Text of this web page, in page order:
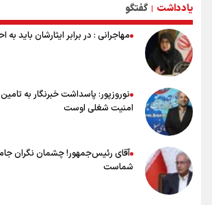
بهترین موکب‌های ایرانی در پیاده روی اربعین ۱۴۰۵
یادداشت | گفتگو
مهاجرانی : در برابر ایثارشان باید به
نوروزپور: پاسداشت خبرنگار به
امنیت شغلی اوست
آقای رئیس‌جمهور! چشمان نگران
شماست